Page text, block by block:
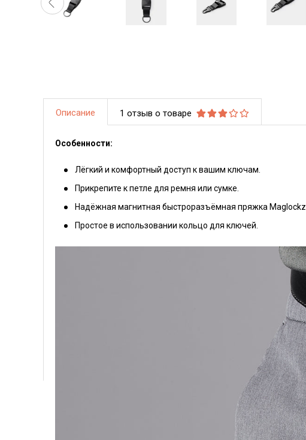
Описание 1 отзыв о товаре
Особенности:
Лёгкий и комфортный доступ к вашим ключам.
Прикрепите к петле для ремня или сумке.
Надёжная магнитная быстроразъёмная пряжка Maglockz.
Простое в использовании кольцо для ключей.